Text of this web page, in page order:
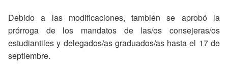
Debido a las modificaciones, también se aprobó la
prórroga de los mandatos de las/os consejeras/os
estudiantiles y delegados/as graduados/as hasta el 17 de
septiembre.